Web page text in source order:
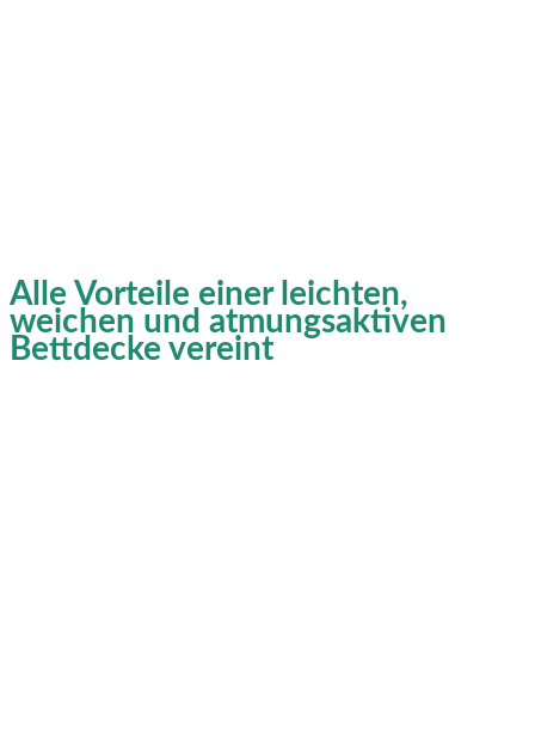
Alle Vorteile einer leichten,
weichen und atmungsaktiven
Bettdecke vereint